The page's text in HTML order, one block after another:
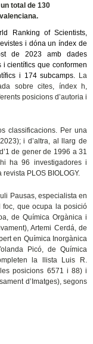
total de 130
Ranking of Scientists,
i dóna un índex de
de 2023 amb dades
i científics que conformen
i 174 subcamps. La
sobre cites, índex h,
posicions d’autoria i
classificacions. Per una
i d’altra, al llarg de
de gener de 1996 a 31
ha96 investigadores i
PLOS BIOLOGY.
Pausas, especialista en
foc, que ocupa la posició
de Química Orgànica i
Artemi Cerdá, de
en Química Inorgànica
Picó, de Química
la llista Luis R.
posicions 6571 i 88) i
d’Imatges), segons